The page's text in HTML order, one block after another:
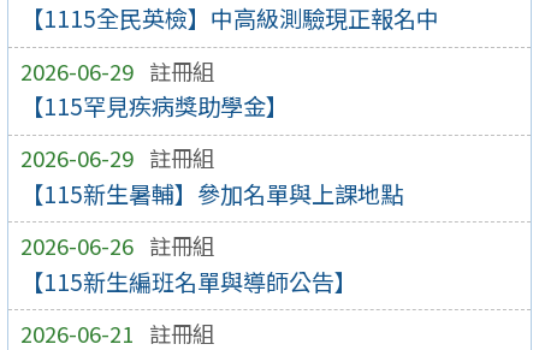
【1115全民英檢】中高級測驗現正報名中
2026-06-29 註冊組
【115罕見疾病獎助學金】
2026-06-29 註冊組
【115新生暑輔】參加名單與上課地點
2026-06-26 註冊組
【115新生編班名單與導師公告】
2026-06-21 註冊組